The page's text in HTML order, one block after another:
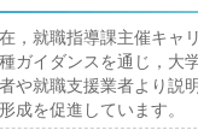
，就職指導課主催キャ
ガイダンスを通じ，大
や就職支援業者より説
成を促進しています。